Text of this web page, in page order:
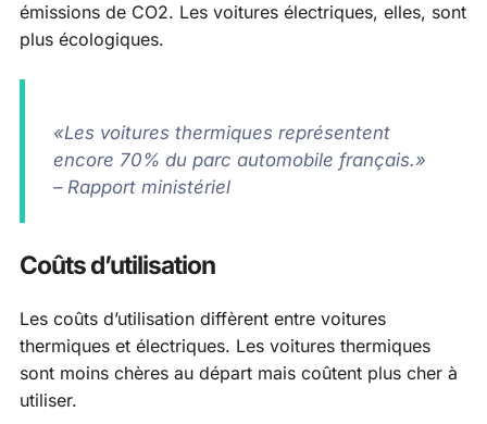
émissions de CO2. Les voitures électriques, elles, sont
plus écologiques.
«Les voitures thermiques représentent
encore 70% du parc automobile français.»
– Rapport ministériel
Coûts d’utilisation
Les coûts d’utilisation diffèrent entre voitures
thermiques et électriques. Les voitures thermiques
sont moins chères au départ mais coûtent plus cher à
utiliser.